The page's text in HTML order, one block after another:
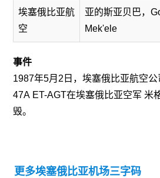
埃塞俄比亚航
空
亚的斯亚贝巴，
Mek'ele
事件
1987年5月2日，埃塞俄比亚航空
47A ET-AGT在埃塞俄比亚空军 米
毁。
更多埃塞俄比亚机场三字码